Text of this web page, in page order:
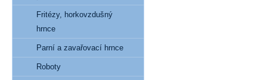
Fritézy, horkovzdušný
hrnce
Parní a zavařovací hrnce
Roboty